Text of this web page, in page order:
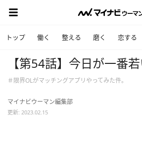
トップ 働く 整える 磨く 恋する
【第54話】今日が一番
＃限界OLがマッチングアプリやってみた件。
マイナビウーマン編集部
更新: 2023.02.15